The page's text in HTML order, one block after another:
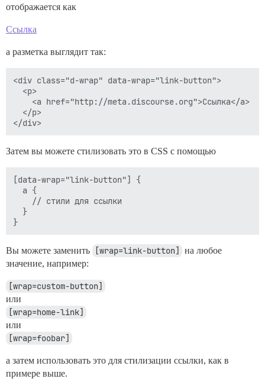
отображается как
Ссылка
а разметка выглядит так:
<div class="d-wrap" data-wrap="link-button">
  <p>
    <a href="http://meta.discourse.org">Ссылка</a>
  </p>
Затем вы можете стилизовать это в CSS с помощью
[data-wrap="link-button"] {
  a {
    // стили для ссылки
  }
Вы можете заменить [wrap=link-button]
на любое
значение, например:
[wrap=custom-button]
или
[wrap=home-link]
или
[wrap=foobar]
а затем использовать это для стилизации ссылки, как в
примере выше.